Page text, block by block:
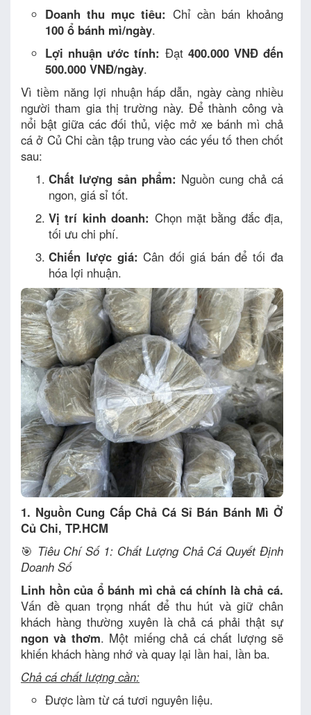
Doanh thu mục tiêu: Chỉ cần bán khoảng
100 ổ bánh mì/ngày.
Lợi nhuận ước tính: Đạt 400.000 VNĐ đến
500.000 VNĐ/ngày.
Vì tiềm năng lợi nhuận hấp dẫn, ngày càng nhiều
người tham gia thị trường này. Để thành công và
nổi bật giữa các đối thủ, việc mở xe bánh mì chả
cá ở Củ Chi cần tập trung vào các yếu tố then chốt
sau:
Chất lượng sản phẩm: Nguồn cung chả cá
ngon, giá sỉ tốt.
Vị trí kinh doanh: Chọn mặt bằng đắc địa,
tối ưu chi phí.
Chiến lược giá: Cân đối giá bán để tối đa
hóa lợi nhuận.
1. Nguồn Cung Cấp Chả Cá Sỉ Bán Bánh Mì Ở
Củ Chi, TP.HCM
🎯 Tiêu Chí Số 1: Chất Lượng Chả Cá Quyết Định
Doanh Số
Linh hồn của ổ bánh mì chả cá chính là chả cá.
Vấn đề quan trọng nhất để thu hút và giữ chân
khách hàng thường xuyên là chả cá phải thật sự
ngon và thơm. Một miếng chả cá chất lượng sẽ
khiến khách hàng nhớ và quay lại lần hai, lần ba.
Chả cá chất lượng cần:
Được làm từ cá tươi nguyên liệu.